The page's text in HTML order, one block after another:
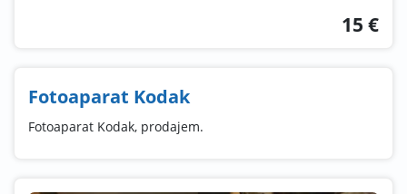
15 €
Fotoaparat Kodak
Fotoaparat Kodak, prodajem.